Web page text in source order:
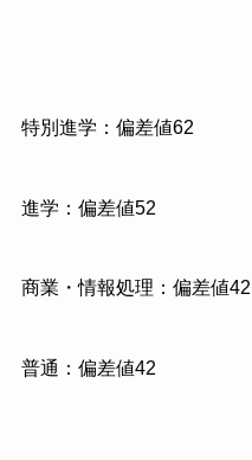
特別進学：偏差値62
進学：偏差値52
商業・情報処理：偏差値42
普通：偏差値42